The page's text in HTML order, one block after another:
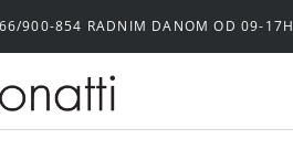
900-854 RADNIM DANOM OD 09-17H